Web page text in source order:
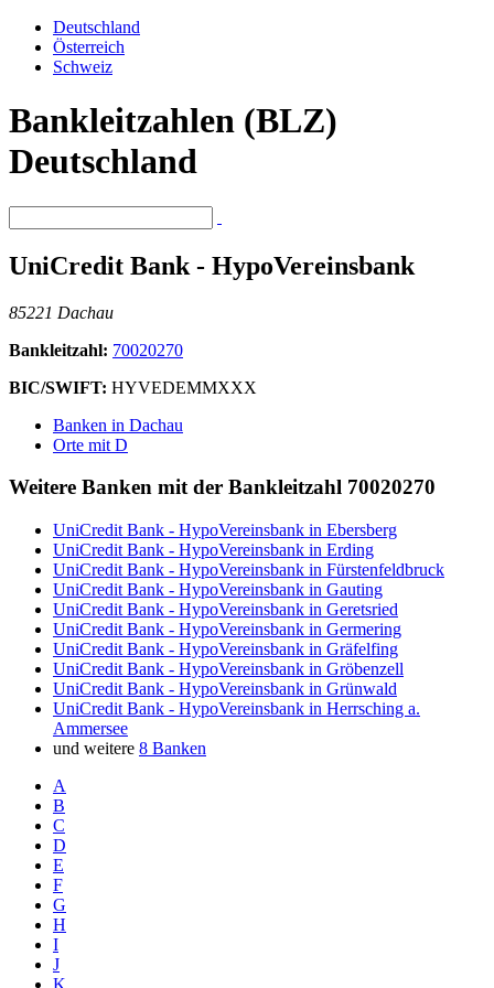
Deutschland
Österreich
Schweiz
Bankleitzahlen (BLZ)
Deutschland
UniCredit Bank - HypoVereinsbank
85221 Dachau
Bankleitzahl: 70020270
BIC/SWIFT: HYVEDEMMXXX
Banken in Dachau
Orte mit D
Weitere Banken mit der Bankleitzahl 70020270
UniCredit Bank - HypoVereinsbank in Ebersberg
UniCredit Bank - HypoVereinsbank in Erding
UniCredit Bank - HypoVereinsbank in Fürstenfeldbruck
UniCredit Bank - HypoVereinsbank in Gauting
UniCredit Bank - HypoVereinsbank in Geretsried
UniCredit Bank - HypoVereinsbank in Germering
UniCredit Bank - HypoVereinsbank in Gräfelfing
UniCredit Bank - HypoVereinsbank in Gröbenzell
UniCredit Bank - HypoVereinsbank in Grünwald
UniCredit Bank - HypoVereinsbank in Herrsching a.
Ammersee
und weitere 8 Banken
A
B
C
D
E
F
G
H
I
J